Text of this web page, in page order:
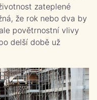
zateplené
že rok nebo dva by
povětrnostní vlivy
delší době už